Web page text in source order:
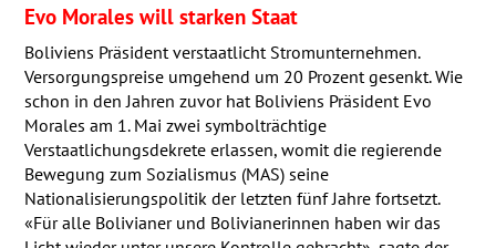
Evo Morales will starken Staat
Boliviens Präsident verstaatlicht Stromunternehmen.
Versorgungspreise umgehend um 20 Prozent gesenkt. Wie
schon in den Jahren zuvor hat Boliviens Präsident Evo
Morales am 1. Mai zwei symbolträchtige
Verstaatlichungsdekrete erlassen, womit die regierende
Bewegung zum Sozialismus (MAS) seine
Nationalisierungspolitik der letzten fünf Jahre fortsetzt.
«Für alle Bolivianer und Bolivianerinnen haben wir das